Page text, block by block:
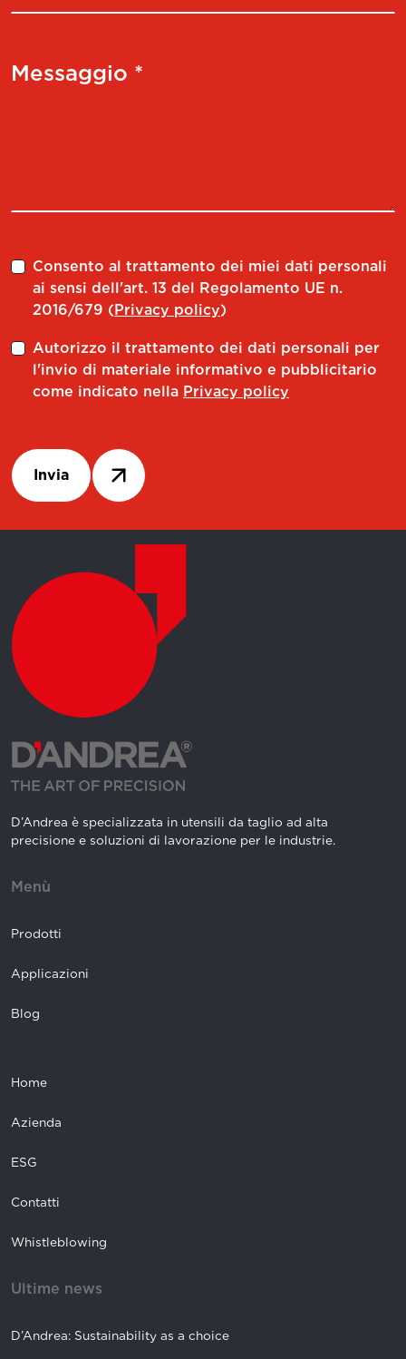
Messaggio *
Consento al trattamento dei miei dati personali
ai sensi dell'art. 13 del Regolamento UE n.
2016/679 (Privacy policy)
Autorizzo il trattamento dei dati personali per
l'invio di materiale informativo e pubblicitario
come indicato nella Privacy policy
Invia
D’Andrea è specializzata in utensili da taglio ad alta
precisione e soluzioni di lavorazione per le industrie.
Menù
Prodotti
Applicazioni
Blog
Home
Azienda
ESG
Contatti
Whistleblowing
Ultime news
D’Andrea: Sustainability as a choice